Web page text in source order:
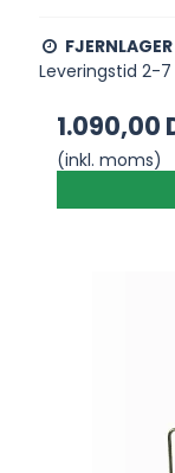
FJERNLAGER
Leveringstid 2-
1.090,00
(inkl. moms)